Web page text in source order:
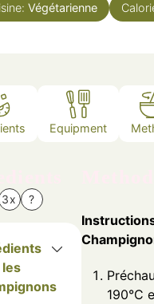
Végétarienne
Equipment
3x ?
190°C